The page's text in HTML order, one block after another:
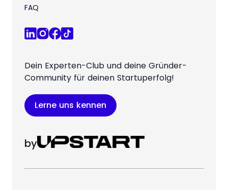
FAQ
Dein Experten-Club und deine Gründer-
Community für deinen Startuperfolg!
Lerne uns kennen
by